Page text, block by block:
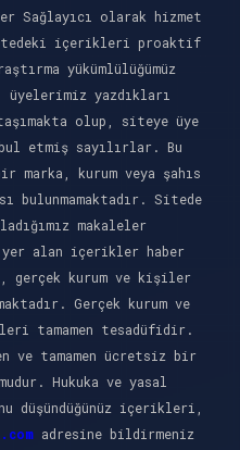
Sağlayıcı olarak hizmet
içerikleri proaktif
yükümlülüğümüz
üyelerimiz yazdıkları
olup, siteye üye
etmiş sayılırlar. Bu
kurum veya şahıs
Sitede
makaleler
yer alan içerikler haber
gerçek kurum ve kişiler
Gerçek kurum ve
tamamen tesadüfidir.
ve tamamen ücretsiz bir
Hukuka ve yasal
düşündüğünüz içerikleri,
adresine bildirmeniz